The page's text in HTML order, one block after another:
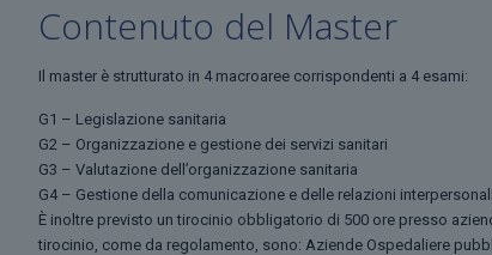
Contenuto del Master
Il master è strutturato in 4 macroaree corrispondenti a 4 esami:
G1 – Legislazione sanitaria
G2 – Organizzazione e gestione dei servizi sanitari
G3 – Valutazione dell’organizzazione sanitaria
G4 – Gestione della comunicazione e delle relazioni interpersonali
È inoltre previsto un tirocinio obbligatorio di 500 ore presso
tirocinio, come da regolamento, sono: Aziende Ospedaliere